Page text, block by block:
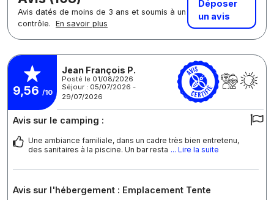
Avis datés de moins de 3 ans et soumis à un
contrôle. En savoir plus
Déposer
un avis
9,56 /10
Jean François P.
Posté le 01/08/2026
Séjour : 05/07/2026 -
29/07/2026
Avis sur le camping :
Une ambiance familiale, dans un cadre très bien entretenu,
des sanitaires à la piscine. Un bar resta ... Lire la suite
Avis sur l'hébergement : Emplacement Tente